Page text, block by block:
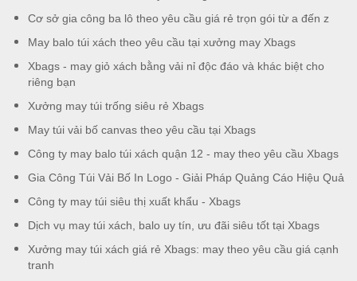
Cơ sở gia công ba lô theo yêu cầu giá rẻ trọn gói từ a đến z
May balo túi xách theo yêu cầu tại xưởng may Xbags
Xbags - may giỏ xách bằng vải nỉ độc đáo và khác biệt cho
riêng bạn
Xưởng may túi trống siêu rẻ Xbags
May túi vải bố canvas theo yêu cầu tại Xbags
Công ty may balo túi xách quận 12 - may theo yêu cầu Xbags
Gia Công Túi Vải Bố In Logo - Giải Pháp Quảng Cáo Hiệu Quả
Công ty may túi siêu thị xuất khẩu - Xbags
Dịch vụ may túi xách, balo uy tín, ưu đãi siêu tốt tại Xbags
Xưởng may túi xách giá rẻ Xbags: may theo yêu cầu giá cạnh
tranh